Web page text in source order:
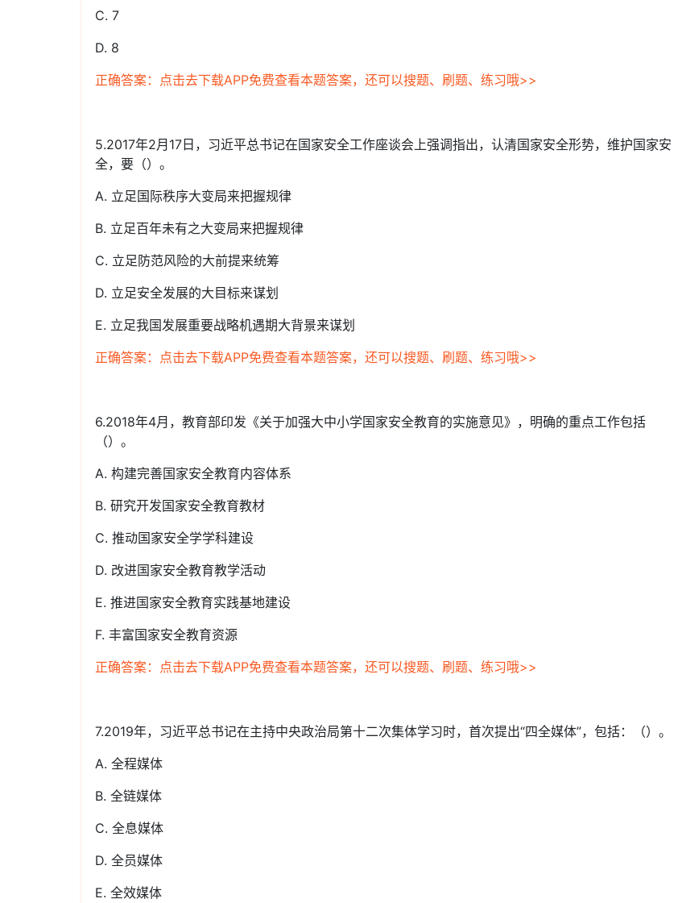
C. 7
D. 8
正确答案：点击去下载APP免费查看本题答案，还可以搜题、刷题、练习哦>>
5.2017年2月17日，习近平总书记在国家安全工作座谈会上强调指出，认清国家安全形势，维护国家安
全，要（）。
A. 立足国际秩序大变局来把握规律
B. 立足百年未有之大变局来把握规律
C. 立足防范风险的大前提来统筹
D. 立足安全发展的大目标来谋划
E. 立足我国发展重要战略机遇期大背景来谋划
正确答案：点击去下载APP免费查看本题答案，还可以搜题、刷题、练习哦>>
6.2018年4月，教育部印发《关于加强大中小学国家安全教育的实施意见》，明确的重点工作包括
（）。
A. 构建完善国家安全教育内容体系
B. 研究开发国家安全教育教材
C. 推动国家安全学学科建设
D. 改进国家安全教育教学活动
E. 推进国家安全教育实践基地建设
F. 丰富国家安全教育资源
正确答案：点击去下载APP免费查看本题答案，还可以搜题、刷题、练习哦>>
7.2019年，习近平总书记在主持中央政治局第十二次集体学习时，首次提出“四全媒体”，包括：（）。
A. 全程媒体
B. 全链媒体
C. 全息媒体
D. 全员媒体
E. 全效媒体